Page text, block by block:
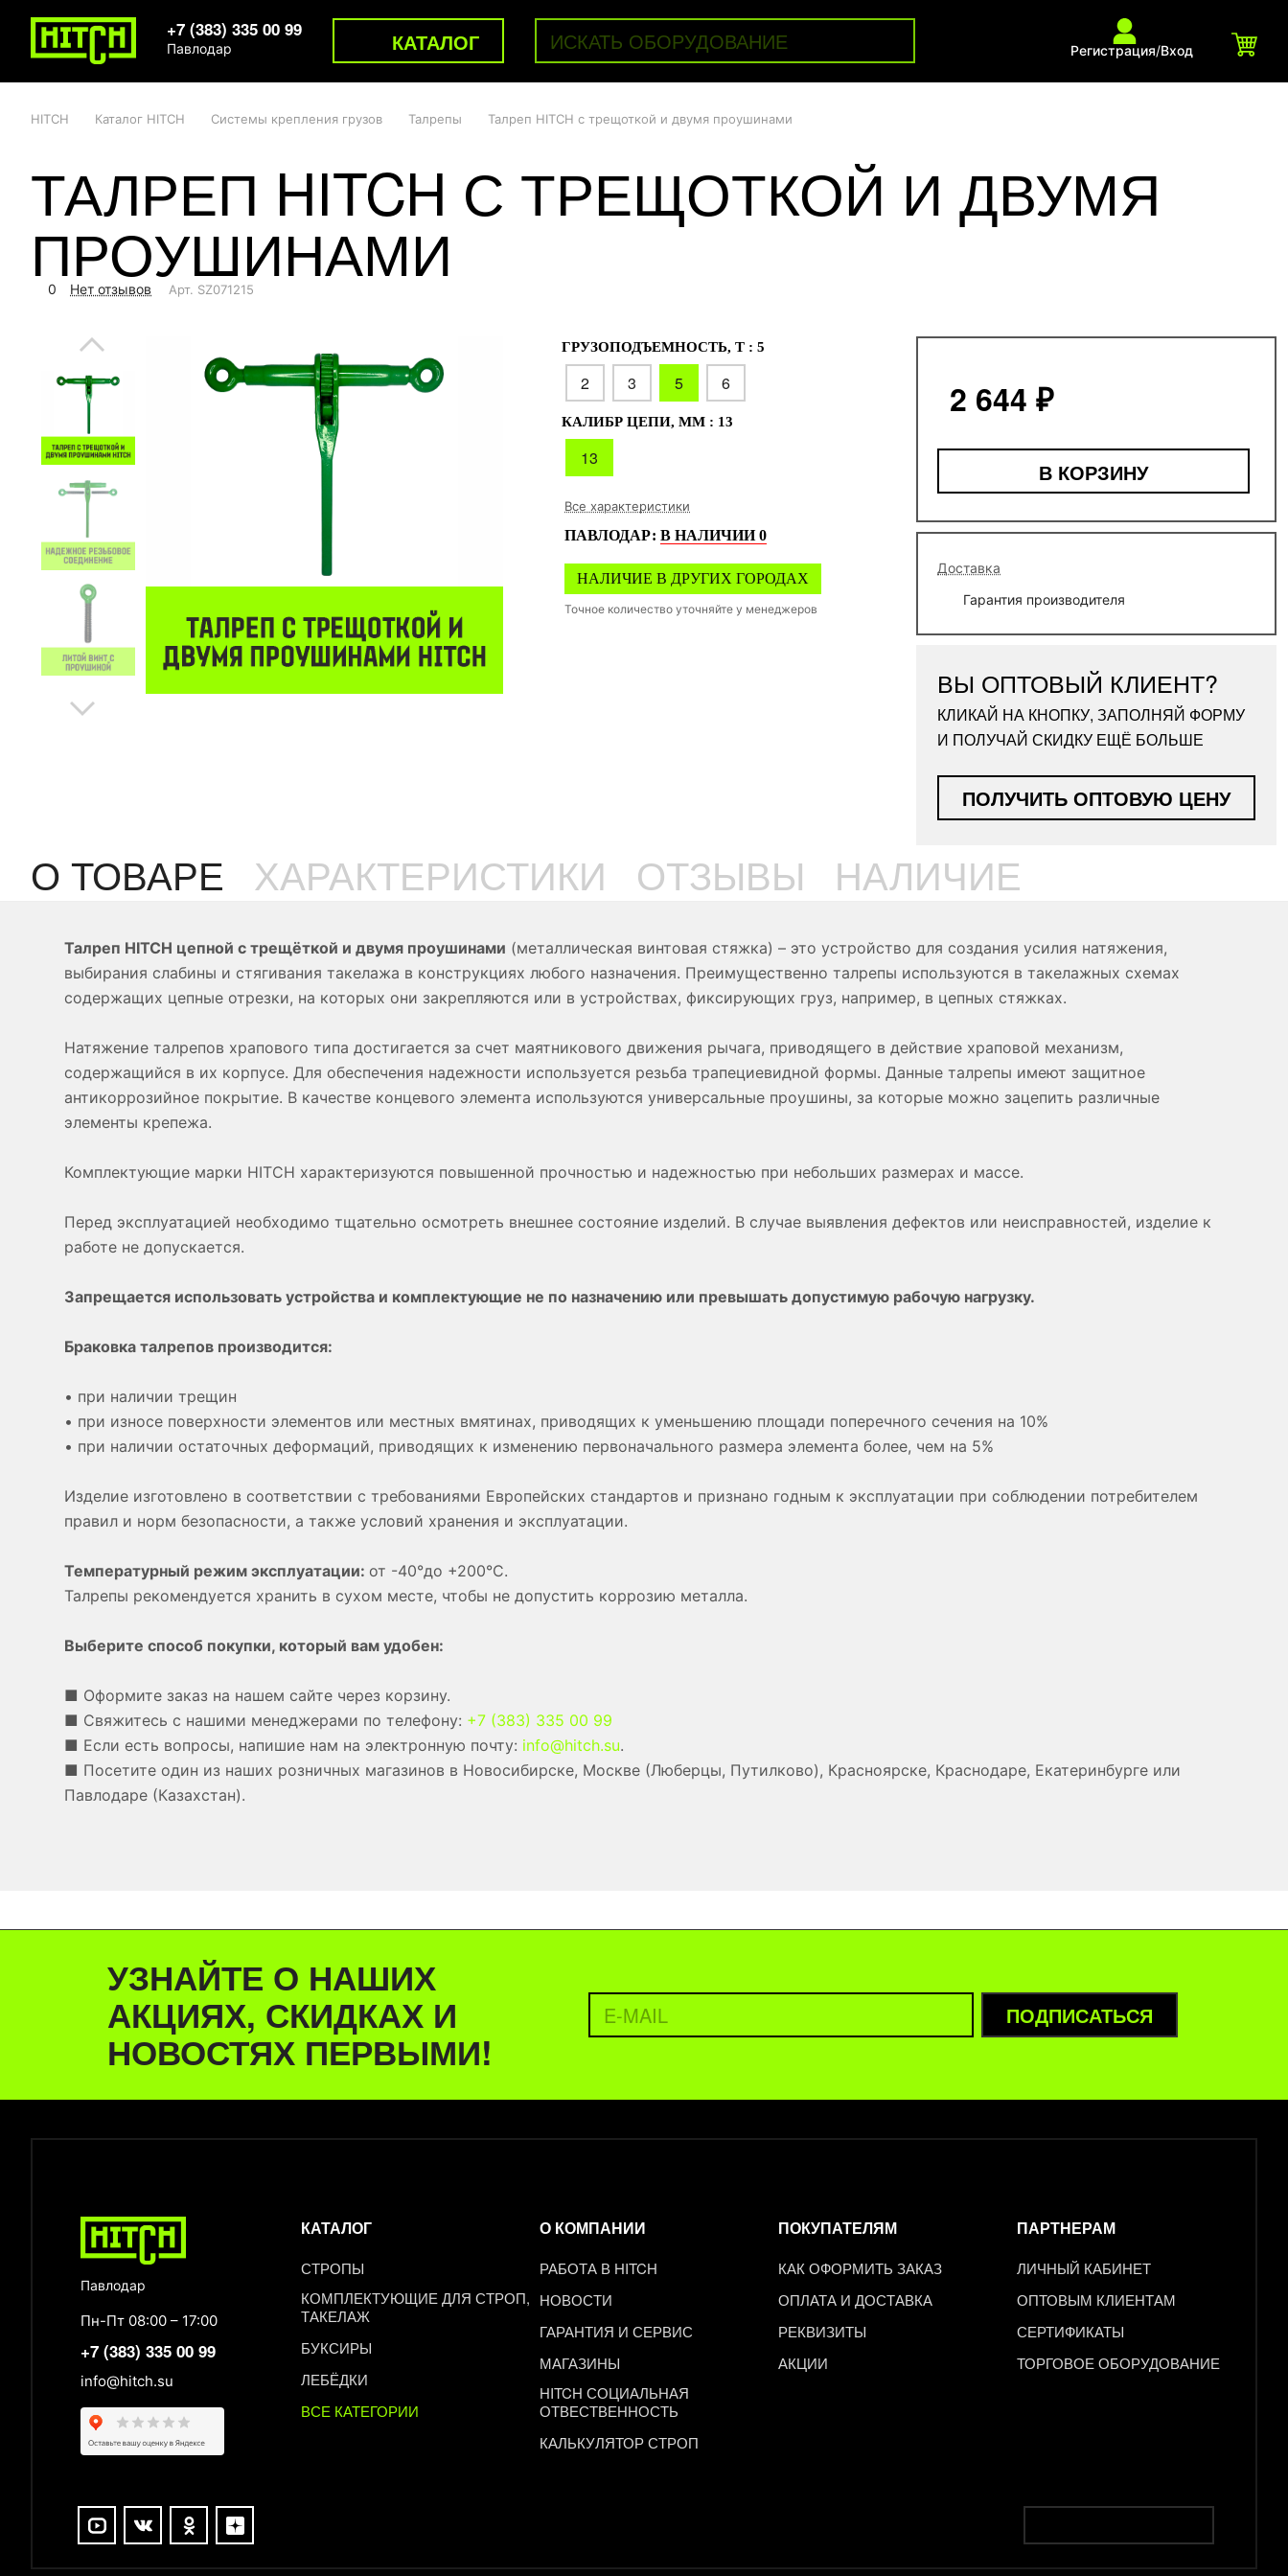
+7 (383) 335 00 99
Павлодар КАТАЛОГ Регистрация/Вход
HITCH Каталог HITCH Системы крепления грузов Талрепы Талреп HITCH с трещоткой и двумя проушинами
ТАЛРЕП HITCH С ТРЕЩОТКОЙ И ДВУМЯ
ПРОУШИНАМИ
0 Нет отзывов Арт. SZ071215
ГРУЗОПОДЪЕМНОСТЬ, Т : 5
2 3 5 6
КАЛИБР ЦЕПИ, ММ : 13
13
Все характеристики
ПАВЛОДАР: В НАЛИЧИИ0
НАЛИЧИЕ В ДРУГИХ ГОРОДАХ
Точное количество уточняйте у менеджеров
2 644 ₽
В КОРЗИНУ
Доставка
Гарантия производителя
ВЫ ОПТОВЫЙ КЛИЕНТ?
КЛИКАЙ НА КНОПКУ, ЗАПОЛНЯЙ ФОРМУ
И ПОЛУЧАЙ СКИДКУ ЕЩЁ БОЛЬШЕ
ПОЛУЧИТЬ ОПТОВУЮ ЦЕНУ
О ТОВАРЕ ХАРАКТЕРИСТИКИ ОТЗЫВЫ НАЛИЧИЕ
Талреп HITCH цепной с трещёткой и двумя проушинами (металлическая винтовая стяжка) – это устройство для создания усилия натяжения,
выбирания слабины и стягивания такелажа в конструкциях любого назначения. Преимущественно талрепы используются в такелажных схемах
содержащих цепные отрезки, на которых они закрепляются или в устройствах, фиксирующих груз, например, в цепных стяжках.
Натяжение талрепов храпового типа достигается за счет маятникового движения рычага, приводящего в действие храповой механизм,
содержащийся в их корпусе. Для обеспечения надежности используется резьба трапециевидной формы. Данные талрепы имеют защитное
антикоррозийное покрытие. В качестве концевого элемента используются универсальные проушины, за которые можно зацепить различные
элементы крепежа.
Комплектующие марки HITCH характеризуются повышенной прочностью и надежностью при небольших размерах и массе.
Перед эксплуатацией необходимо тщательно осмотреть внешнее состояние изделий. В случае выявления дефектов или неисправностей, изделие к
работе не допускается.
Запрещается использовать устройства и комплектующие не по назначению или превышать допустимую рабочую нагрузку.
Браковка талрепов производится:
• при наличии трещин
• при износе поверхности элементов или местных вмятинах, приводящих к уменьшению площади поперечного сечения на 10%
• при наличии остаточных деформаций, приводящих к изменению первоначального размера элемента более, чем на 5%
Изделие изготовлено в соответствии с требованиями Европейских стандартов и признано годным к эксплуатации при соблюдении потребителем
правил и норм безопасности, а также условий хранения и эксплуатации.
Температурный режим эксплуатации: от -40°до +200°С.
Талрепы рекомендуется хранить в сухом месте, чтобы не допустить коррозию металла.
Выберите способ покупки, который вам удобен:
■ Оформите заказ на нашем сайте через корзину.
■ Свяжитесь с нашими менеджерами по телефону: +7 (383) 335 00 99
■ Если есть вопросы, напишие нам на электронную почту: info@hitch.su.
■ Посетите один из наших розничных магазинов в Новосибирске, Москве (Люберцы, Путилково), Красноярске, Краснодаре, Екатеринбурге или
Павлодаре (Казахстан).
УЗНАЙТЕ О НАШИХ
АКЦИЯХ, СКИДКАХ И
НОВОСТЯХ ПЕРВЫМИ!
ПОДПИСАТЬСЯ
Павлодар
Пн-Пт 08:00 – 17:00
+7 (383) 335 00 99
info@hitch.su
КАТАЛОГ
СТРОПЫ
КОМПЛЕКТУЮЩИЕ ДЛЯ СТРОП,
ТАКЕЛАЖ
БУКСИРЫ
ЛЕБЁДКИ
ВСЕ КАТЕГОРИИ
О КОМПАНИИ
РАБОТА В HITCH
НОВОСТИ
ГАРАНТИЯ И СЕРВИС
МАГАЗИНЫ
HITCH СОЦИАЛЬНАЯ
ОТВЕСТВЕННОСТЬ
КАЛЬКУЛЯТОР СТРОП
ПОКУПАТЕЛЯМ
КАК ОФОРМИТЬ ЗАКАЗ
ОПЛАТА И ДОСТАВКА
РЕКВИЗИТЫ
АКЦИИ
ПАРТНЕРАМ
ЛИЧНЫЙ КАБИНЕТ
ОПТОВЫМ КЛИЕНТАМ
СЕРТИФИКАТЫ
ТОРГОВОЕ ОБОРУДОВАНИЕ